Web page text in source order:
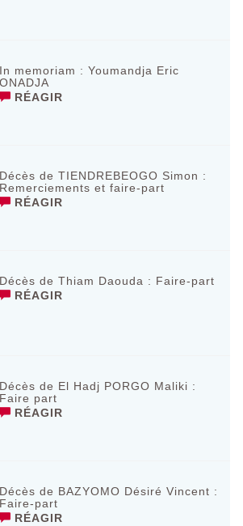
In memoriam : Youmandja Eric
ONADJA
RÉAGIR
Décès de TIENDREBEOGO Simon :
Remerciements et faire-part
RÉAGIR
Décès de Thiam Daouda : Faire-part
RÉAGIR
Décès de El Hadj PORGO Maliki :
Faire part
RÉAGIR
Décès de BAZYOMO Désiré Vincent :
Faire-part
RÉAGIR